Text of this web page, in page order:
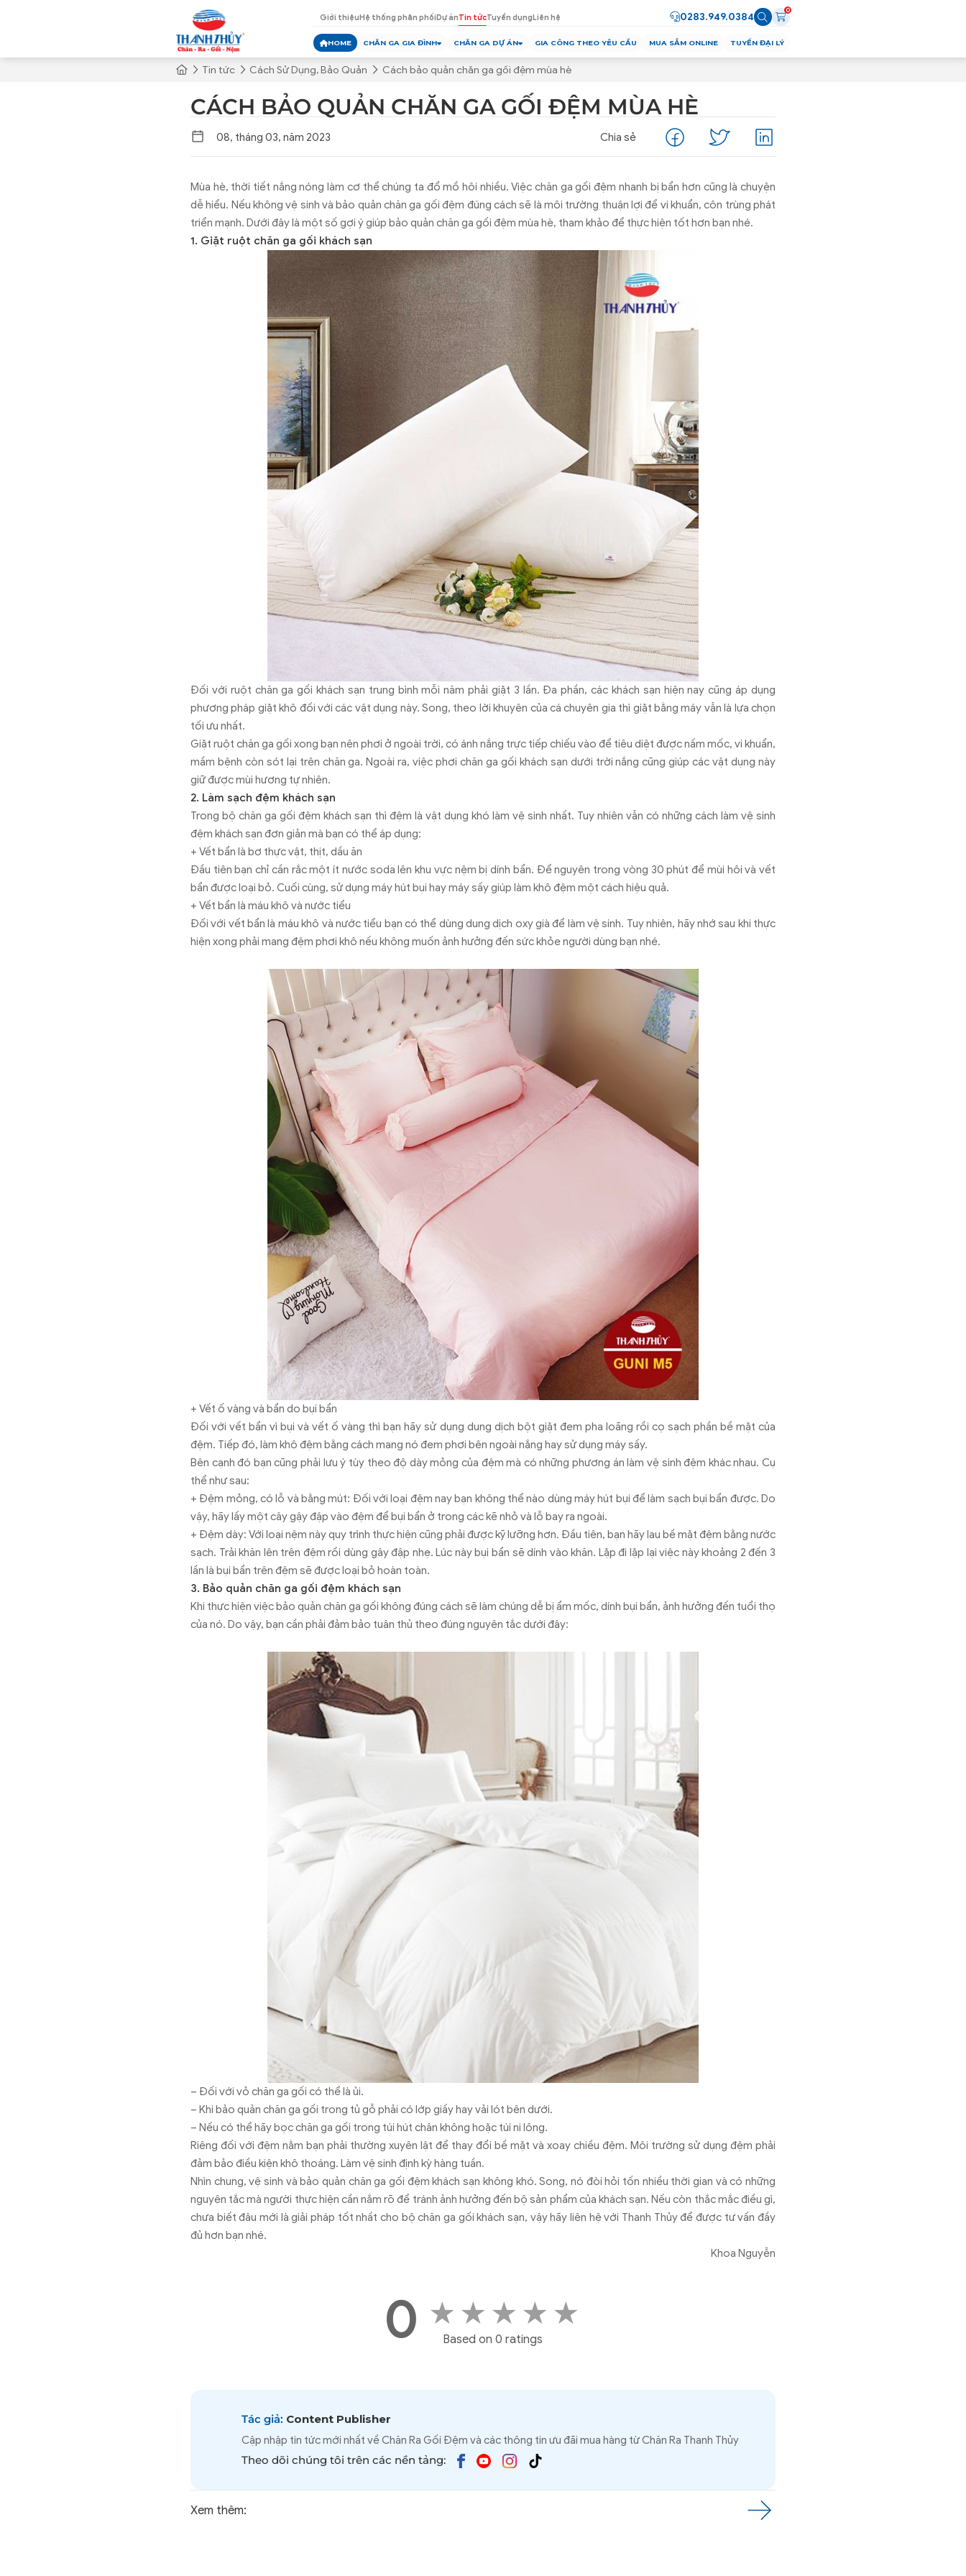
Giới thiệuHệ thống phân phốiDự ánTin tứcTuyển dụngLiên hệ 0283.949.0384
0
HOME CHĂN GA GIA ĐÌNH CHĂN GA DỰ ÁN GIA CÔNG THEO YÊU CẦU MUA SẮM ONLINE TUYỂN ĐẠI LÝ
Tin tức Cách Sử Dụng, Bảo Quản Cách bảo quản chăn ga gối đệm mùa hè
CÁCH BẢO QUẢN CHĂN GA GỐI ĐỆM MÙA HÈ
08, tháng 03, năm 2023 Chia sẻ
Mùa hè, thời tiết nắng nóng làm cơ thể chúng ta đổ mồ hôi nhiều. Việc chăn ga gối đệm nhanh bị bẩn hơn cũng là chuyện
dễ hiểu. Nếu không vệ sinh và bảo quản chăn ga gối đệm đúng cách sẽ là môi trường thuận lợi để vi khuẩn, côn trùng phát
triển mạnh. Dưới đây là một số gợi ý giúp bảo quản chăn ga gối đệm mùa hè, tham khảo để thực hiện tốt hơn bạn nhé.
1. Giặt ruột chăn ga gối khách sạn
Đối với ruột chăn ga gối khách sạn trung bình mỗi năm phải giặt 3 lần. Đa phần, các khách sạn hiện nay cũng áp dụng
phương pháp giặt khô đối với các vật dụng này. Song, theo lời khuyên của cá chuyên gia thì giặt bằng máy vẫn là lựa chọn
tối ưu nhất.
Giặt ruột chăn ga gối xong bạn nên phơi ở ngoài trời, có ánh nắng trực tiếp chiếu vào để tiêu diệt được nấm mốc, vi khuẩn,
mầm bệnh còn sót lại trên chăn ga. Ngoài ra, việc phơi chăn ga gối khách sạn dưới trời nắng cũng giúp các vật dụng này
giữ được mùi hương tự nhiên.
2. Làm sạch đệm khách sạn
Trong bộ chăn ga gối đệm khách sạn thì đệm là vật dụng khó làm vệ sinh nhất. Tuy nhiên vẫn có những cách làm vệ sinh
đệm khách sạn đơn giản mà bạn có thể áp dụng:
+ Vết bẩn là bơ thực vật, thịt, dầu ăn
Đầu tiên bạn chỉ cần rắc một ít nước soda lên khu vực nệm bị dính bẩn. Để nguyên trong vòng 30 phút để mùi hôi và vết
bẩn được loại bỏ. Cuối cùng, sử dụng máy hút bụi hay máy sấy giúp làm khô đệm một cách hiệu quả.
+ Vết bẩn là máu khô và nước tiểu
Đối với vết bẩn là máu khô và nước tiểu bạn có thể dùng dung dịch oxy già để làm vệ sinh. Tuy nhiên, hãy nhớ sau khi thực
hiện xong phải mang đệm phơi khô nếu không muốn ảnh hưởng đến sức khỏe người dùng bạn nhé.
+ Vết ố vàng và bẩn do bụi bẩn
Đối với vết bẩn vì bụi và vết ố vàng thì bạn hãy sử dụng dung dịch bột giặt đem pha loãng rồi cọ sạch phần bề mặt của
đệm. Tiếp đó, làm khô đệm bằng cách mang nó đem phơi bên ngoài nắng hay sử dụng máy sấy.
Bên cạnh đó bạn cũng phải lưu ý tùy theo độ dày mỏng của đệm mà có những phương án làm vệ sinh đệm khác nhau. Cụ
thể như sau:
+ Đệm mỏng, có lỗ và bằng mút: Đối với loại đệm nay bạn không thể nào dùng máy hút bụi để làm sạch bụi bẩn được. Do
vậy, hãy lấy một cây gậy đập vào đệm để bụi bẩn ở trong các kẽ nhỏ và lỗ bay ra ngoài.
+ Đệm dày: Với loại nệm này quy trình thực hiện cũng phải được kỹ lưỡng hơn. Đầu tiên, bạn hãy lau bề mặt đệm bằng nước
sạch. Trải khăn lên trên đệm rồi dùng gây đập nhẹ. Lúc này bụi bẩn sẽ dính vào khăn. Lặp đi lặp lại việc này khoảng 2 đến 3
lần là bụi bẩn trên đệm sẽ được loại bỏ hoàn toàn.
3. Bảo quản chăn ga gối đệm khách sạn
Khi thực hiện việc bảo quản chăn ga gối không đúng cách sẽ làm chúng dễ bị ẩm mốc, dính bụi bẩn, ảnh hưởng đến tuổi thọ
của nó. Do vậy, bạn cần phải đảm bảo tuân thủ theo đúng nguyên tắc dưới đây:
– Đối với vỏ chăn ga gối có thể là ủi.
– Khi bảo quản chăn ga gối trong tủ gỗ phải có lớp giấy hay vải lót bên dưới.
– Nếu có thể hãy bọc chăn ga gối trong túi hút chân không hoặc túi ni lông.
Riêng đối với đệm nằm bạn phải thường xuyên lật để thay đổi bề mặt và xoay chiều đệm. Môi trường sử dụng đệm phải
đảm bảo điều kiện khô thoáng. Làm vệ sinh định kỳ hàng tuần.
Nhìn chung, vệ sinh và bảo quản chăn ga gối đệm khách sạn không khó. Song, nó đòi hỏi tốn nhiều thời gian và có những
nguyên tắc mà người thực hiện cần nắm rõ để tránh ảnh hưởng đến bộ sản phẩm của khách sạn. Nếu còn thắc mắc điều gì,
chưa biết đâu mới là giải pháp tốt nhất cho bộ chăn ga gối khách sạn, vậy hãy liên hệ với Thanh Thủy để được tư vấn đầy
đủ hơn bạn nhé.
Khoa Nguyễn
0 ★ ★ ★ ★ ★
Based on 0 ratings
Tác giả: Content Publisher
Cập nhập tin tức mới nhất về Chăn Ra Gối Đệm và các thông tin ưu đãi mua hàng từ Chăn Ra Thanh Thủy
Theo dõi chúng tôi trên các nền tảng:
Xem thêm: